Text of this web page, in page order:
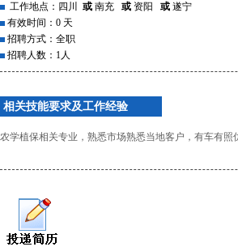
工作地点：四川 或 南充 或 资阳 或 遂宁
有效时间：0 天
招聘方式：全职
招聘人数：1人
相关技能要求及工作经验
农学植保相关专业，熟悉市场熟悉当地客户，有车有照